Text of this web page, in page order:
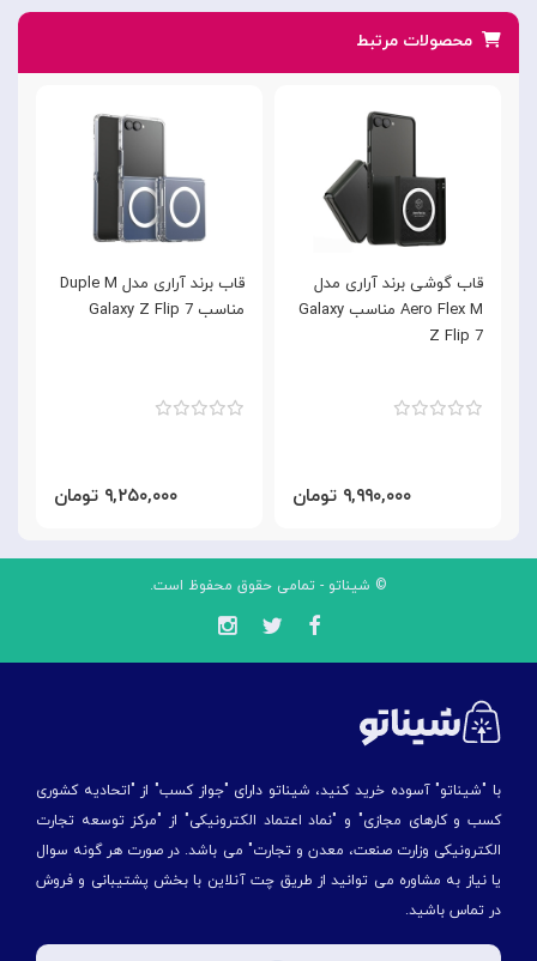
محصولات مرتبط
قاب برند آراری مدل Duple M
مناسب Galaxy Z Flip 7
۹,۲۵۰,۰۰۰ تومان
قاب گوشی برند آراری مدل
Aero Flex M مناسب Galaxy
Z Flip 7
۹,۹۹۰,۰۰۰ تومان
© شیناتو - تمامی حقوق محفوظ است.
با "شیناتو" آسوده خرید کنید، شیناتو دارای "جواز کسب" از "اتحادیه کشوری
کسب و کارهای مجازی" و "نماد اعتماد الکترونیکی" از "مركز توسعه تجارت
الكترونیكی وزارت صنعت، معدن و تجارت" می باشد. در صورت هر گونه سوال
یا نیاز به مشاوره می توانید از طریق چت آنلاین با بخش پشتیبانی و فروش
در تماس باشید.